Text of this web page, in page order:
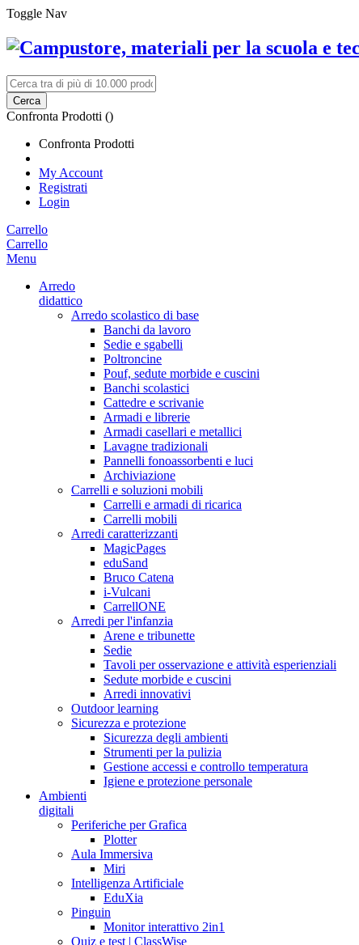
Toggle Nav
Cerca
Confronta Prodotti ()
Confronta Prodotti
My Account
Registrati
Login
Carrello
Carrello
Menu
Arredo
didattico
Arredo scolastico di base
Banchi da lavoro
Sedie e sgabelli
Poltroncine
Pouf, sedute morbide e cuscini
Banchi scolastici
Cattedre e scrivanie
Armadi e librerie
Armadi casellari e metallici
Lavagne tradizionali
Pannelli fonoassorbenti e luci
Archiviazione
Carrelli e soluzioni mobili
Carrelli e armadi di ricarica
Carrelli mobili
Arredi caratterizzanti
MagicPages
eduSand
Bruco Catena
i-Vulcani
CarrellONE
Arredi per l'infanzia
Arene e tribunette
Sedie
Tavoli per osservazione e attività esperienziali
Sedute morbide e cuscini
Arredi innovativi
Outdoor learning
Sicurezza e protezione
Sicurezza degli ambienti
Strumenti per la pulizia
Gestione accessi e controllo temperatura
Igiene e protezione personale
Ambienti
digitali
Periferiche per Grafica
Plotter
Aula Immersiva
Miri
Intelligenza Artificiale
EduXia
Pinguin
Monitor interattivo 2in1
Quiz e test | ClassWise